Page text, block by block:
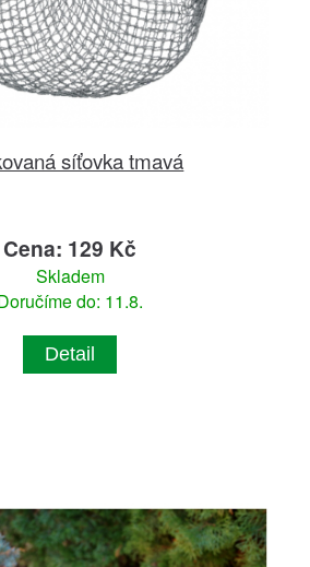
síťovka tmavá
Cena: 129 Kč
Skladem
do: 11.8.
Detail